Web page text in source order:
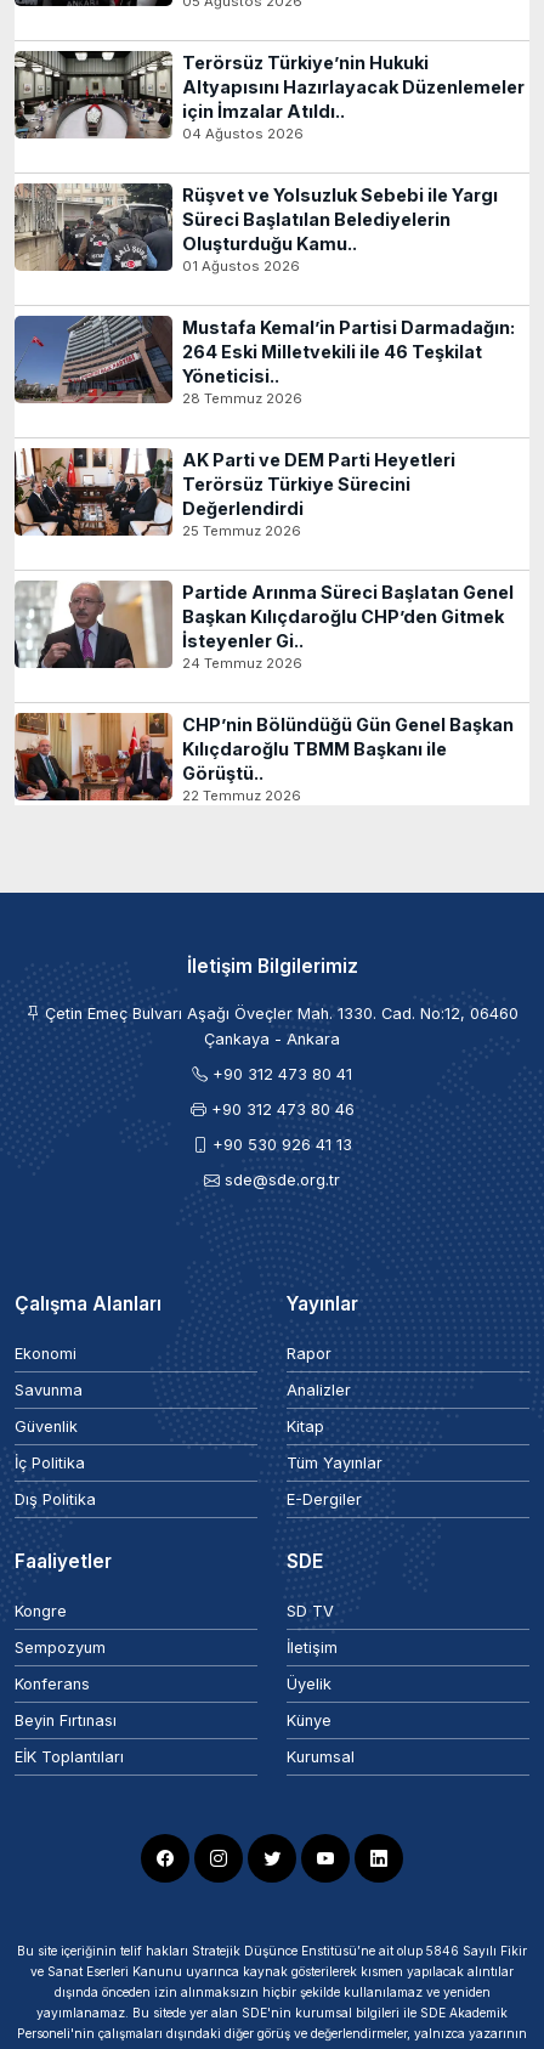
Terörsüz Türkiye’nin Hukuki
Altyapısını Hazırlayacak Düzenlemeler
için İmzalar Atıldı..
04 Ağustos 2026
Rüşvet ve Yolsuzluk Sebebi ile Yargı
Süreci Başlatılan Belediyelerin
Oluşturduğu Kamu..
01 Ağustos 2026
Mustafa Kemal’in Partisi Darmadağın:
264 Eski Milletvekili ile 46 Teşkilat
Yöneticisi..
28 Temmuz 2026
AK Parti ve DEM Parti Heyetleri
Terörsüz Türkiye Sürecini
Değerlendirdi
25 Temmuz 2026
Partide Arınma Süreci Başlatan Genel
Başkan Kılıçdaroğlu CHP’den Gitmek
İsteyenler Gi..
24 Temmuz 2026
CHP’nin Bölündüğü Gün Genel Başkan
Kılıçdaroğlu TBMM Başkanı ile
Görüştü..
22 Temmuz 2026
İletişim Bilgilerimiz
Çetin Emeç Bulvarı Aşağı Öveçler Mah. 1330. Cad. No:12, 06460
Çankaya - Ankara
+90 312 473 80 41
+90 312 473 80 46
+90 530 926 41 13
sde@sde.org.tr
Çalışma Alanları
Ekonomi
Savunma
Güvenlik
İç Politika
Dış Politika
Yayınlar
Rapor
Analizler
Kitap
Tüm Yayınlar
E-Dergiler
Faaliyetler
Kongre
Sempozyum
Konferans
Beyin Fırtınası
EİK Toplantıları
SDE
SD TV
İletişim
Üyelik
Künye
Kurumsal
Bu site içeriğinin telif hakları Stratejik Düşünce Enstitüsü’ne ait olup 5846 Sayılı Fikir
ve Sanat Eserleri Kanunu uyarınca kaynak gösterilerek kısmen yapılacak alıntılar
dışında önceden izin alınmaksızın hiçbir şekilde kullanılamaz ve yeniden
yayımlanamaz. Bu sitede yer alan SDE'nin kurumsal bilgileri ile SDE Akademik
Personeli'nin çalışmaları dışındaki diğer görüş ve değerlendirmeler, yalnızca yazarının